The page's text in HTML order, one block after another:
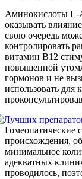
Аминокислоты L-
оказывать
свою очередь
контролировать
витамин В12
повышенной
гормонов и не
использовать для
Гомеопатические
происхождения,
минимальное
адекватных
проводилось,